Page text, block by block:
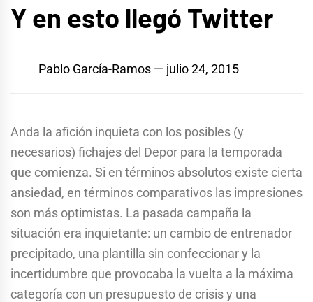
Y en esto llegó Twitter
Pablo García-Ramos julio 24, 2015
Anda la afición inquieta con los posibles (y
necesarios) fichajes del Depor para la temporada
que comienza. Si en términos absolutos existe cierta
ansiedad, en términos comparativos las impresiones
son más optimistas. La pasada campaña la
situación era inquietante: un cambio de entrenador
precipitado, una plantilla sin confeccionar y la
incertidumbre que provocaba la vuelta a la máxima
categoría con un presupuesto de crisis y una